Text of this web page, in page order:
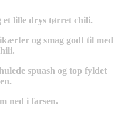
lille drys tørret chili.
og smag godt til med
spuash og top fyldet
ned i farsen.